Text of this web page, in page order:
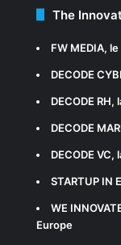
The
FW MEDIA,
DECODE
DECODE RH,
DECODE
DECODE VC,
STARTUP IN
WE
Europe